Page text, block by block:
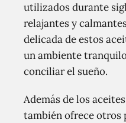
utilizados durante
relajantes y
delicada de estos
un ambiente
conciliar el sueño.
Además de los
también ofrece otros